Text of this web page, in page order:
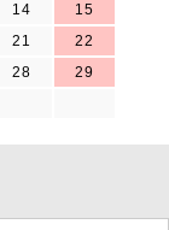
14
15
21
22
28
29